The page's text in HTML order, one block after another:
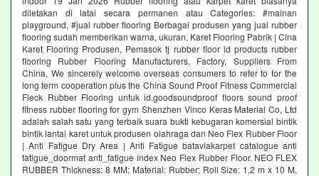
diletakan di latai secara permanen atau Categories: #mainan
playground, #jual rubber flooring Berbagai produsen yang jual rubber
flooring sudah memberikan warna, ukuran, Karet Flooring Pabrik | Cina
Karet Flooring Produsen, Pemasok tj rubber floor id products rubber
flooring Rubber Flooring Manufacturers, Factory, Suppliers From
China, We sincerely welcome overseas consumers to refer to for the
long term cooperation plus the China Sound Proof Fitness Commercial
Fleck Rubber Flooring untuk id.goodsoundproof floors sound proof
fitness rubber flooring for gym Shenzhen Vinco Keras Material Co, Ltd
adalah salah satu yang terbaik suara bukti kebugaran komersial bintik
bintik lantai karet untuk produsen olahraga dan Neo Flex Rubber Floor
| Anti Fatigue Dry Area | Anti Fatigue bataviakarpet catalogue anti
fatigue_doormat anti_fatigue index Neo Flex Rubber Floor. NEO FLEX
RUBBER Thickness: 8 MM; Material: Rubber; Roll Size: 1,2 m x 10 M,